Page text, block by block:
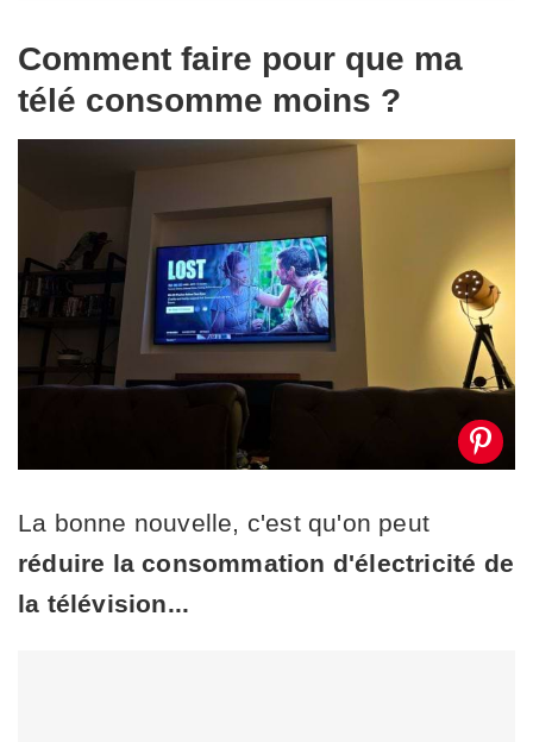
Comment faire pour que ma
télé consomme moins ?
La bonne nouvelle, c'est qu'on peut
réduire la consommation d'électricité de
la télévision...